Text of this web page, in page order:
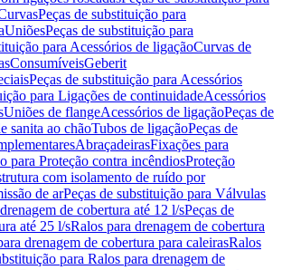
Peças de substituição para
UniõesPeças de substituição para
para Acessórios de ligaçãoCurvas de
ConsumíveisGeberit
Peças de substituição para Acessórios
para Ligações de continuidadeAcessórios
Uniões de flangeAcessórios de ligaçãoPeças de
sanita ao chãoTubos de ligaçãoPeças de
AbraçadeirasFixações para
para Proteção contra incêndiosProteção
com isolamento de ruído por
de arPeças de substituição para Válvulas
de cobertura até 12 l/sPeças de
até 25 l/sRalos para drenagem de cobertura
drenagem de cobertura para caleirasRalos
para Ralos para drenagem de